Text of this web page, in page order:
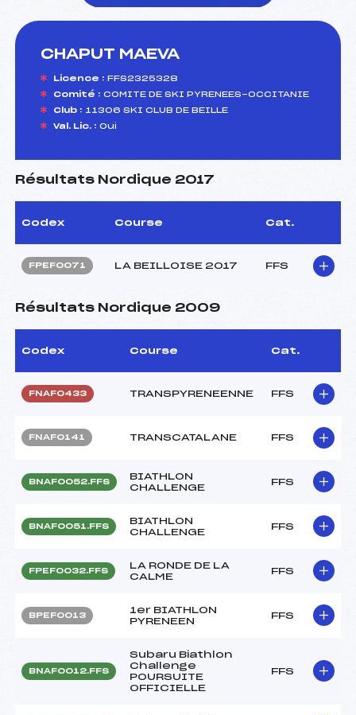
CHAPUT MAEVA
Licence : FFS2325328
Comité : COMITE DE SKI PYRENEES-OCCITANIE
Club : 11306 SKI CLUB DE BEILLE
Val. Lic. : Oui
Résultats Nordique 2017
Codex Course Cat.
FPEF0071 LA BEILLOISE 2017 FFS
Résultats Nordique 2009
Codex Course Cat.
FNAF0433 TRANSPYRENEENNE FFS
FNAF0141 TRANSCATALANE FFS
BNAF0052.FFS
BIATHLON
CHALLENGE
FFS
BNAF0051.FFS
BIATHLON
CHALLENGE
FFS
FPEF0032.FFS
LA RONDE DE LA
CALME
FFS
BPEF0013
1er BIATHLON
PYRENEEN
FFS
BNAF0012.FFS
Subaru Biathlon
Challenge
POURSUITE
OFFICIELLE
FFS